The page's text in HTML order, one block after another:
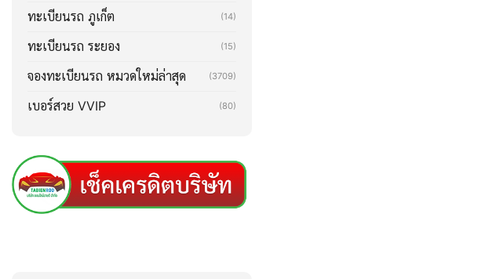
ทะเบียนรถ ภูเก็ต (14)
ทะเบียนรถ ระยอง (15)
จองทะเบียนรถ หมวดใหม่ล่าสุด (3709)
เบอร์สวย VVIP (80)